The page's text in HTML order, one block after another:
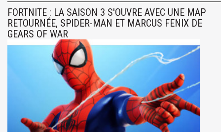
FORTNITE : LA SAISON 3 S'OUVRE AVEC UNE MAP
RETOURNÉE, SPIDER-MAN ET MARCUS FENIX DE
GEARS OF WAR